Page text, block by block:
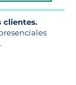
clientes.